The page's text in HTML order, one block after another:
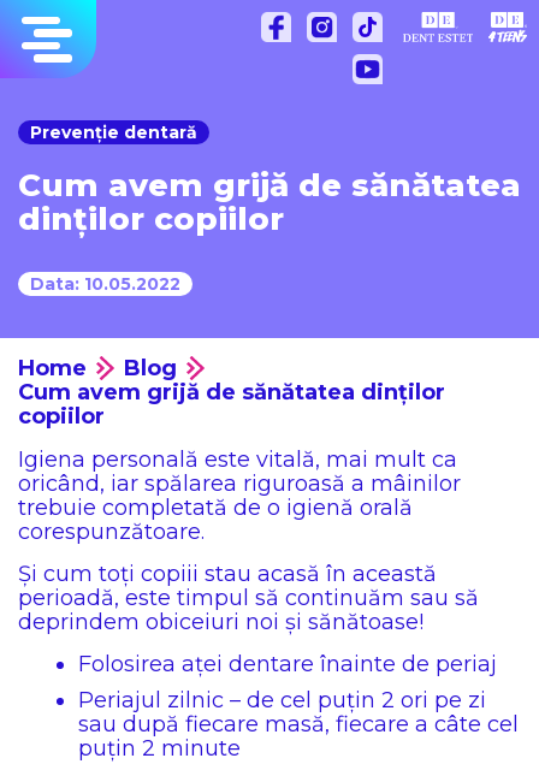
conținut
Prevenție dentară
Cum avem grijă de sănătatea
dinților copiilor
Data: 10.05.2022
Home
Blog
Cum avem grijă de sănătatea dinților
copiilor
Igiena personală este vitală, mai mult ca
oricând, iar spălarea riguroasă a mâinilor
trebuie completată de o igienă orală
corespunzătoare.
Și cum toți copiii stau acasă în această
perioadă, este timpul să continuăm sau să
deprindem obiceiuri noi și sănătoase!
Folosirea aței dentare înainte de periaj
Periajul zilnic – de cel puțin 2 ori pe zi
sau după fiecare masă, fiecare a câte cel
puțin 2 minute